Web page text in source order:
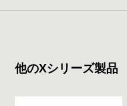
他のXシリーズ製品